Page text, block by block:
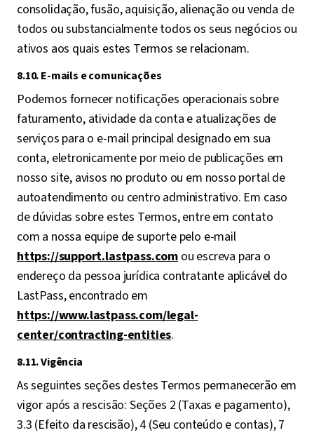
consolidação, fusão, aquisição, alienação ou venda de
todos ou substancialmente todos os seus negócios ou
ativos aos quais estes Termos se relacionam.
8.10. E-mails e comunicações
Podemos fornecer notificações operacionais sobre
faturamento, atividade da conta e atualizações de
serviços para o e-mail principal designado em sua
conta, eletronicamente por meio de publicações em
nosso site, avisos no produto ou em nosso portal de
autoatendimento ou centro administrativo. Em caso
de dúvidas sobre estes Termos, entre em contato
com a nossa equipe de suporte pelo e-mail
https://support.lastpass.comou escreva para o
endereço da pessoa jurídica contratante aplicável do
LastPass, encontrado em
https://www.lastpass.com/legal-
center/contracting-entities.
8.11. Vigência
As seguintes seções destes Termos permanecerão em
vigor após a rescisão: Seções 2 (Taxas e pagamento),
3.3 (Efeito da rescisão), 4 (Seu conteúdo e contas), 7